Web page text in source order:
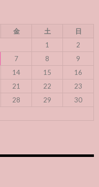
金 土
日
1
2
7 8
9
14 15
16
21 22
23
28 29
30